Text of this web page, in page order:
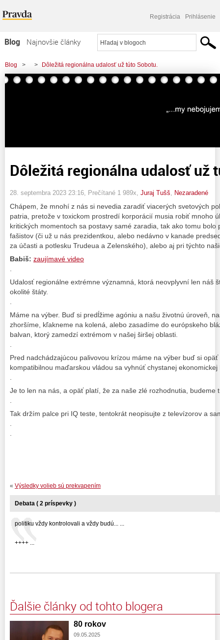
Registrácia Prihlásenie
Blog
Najnovšie články
Najčítanejšie články
Najkomentovanejšie články
Blog > > Dôležitá regionálna udalosť už túto Sobotu.
Dôležitá regionálna udalosť už
28. septembra 2023 23:16 , Prečítané 1 989x, Juraj Tušš Nezaradené
Chápem, že mnohí z nás si nevedia zaradiť viacerých svetových
patria, pretože v toxickom prostredí korporácií musia robiť mnoho
kritických momentoch sa postavy samé zaradia, tak ako tomu bolo
fašistov (či už u nás prezidentkou, alebo nedávno v kanade
za účasti a potlesku Trudeua a Zelenského), alebo aj pri týchto
Babiš: zaujímavé video
Udalosť regionálne extrémne významná, ktorá neovplyvní len náš
okolité štáty.
Máme na výber. Buď si predĺžime agóniu a našu životnú úroveň,
zhoršíme, kľakneme na kolená, alebo zasadíme do európskeho
balvan, ktorý zamedzí extrémom v našej širšej oblasti.
Pred nadchádzajúcou palivovou krízou máme na výber buď si
kompatibilnou maďarskou vládou sa vyhnúť chystanej ekonomickej
Je to len na nás, a opäť platí, že za naše zlé rozhodnutia, budeme
.
Tak držím palce pri IQ teste, tentokrát neopisujte z televízorov a
.
.
« Výsledky volieb sú prekvapením
Debata ( 2 príspevky )
politiku vždy kontrolovali a vždy budú... ...
++++ ...
Ďalšie články od tohto blogera
80 rokov
09.05.2025